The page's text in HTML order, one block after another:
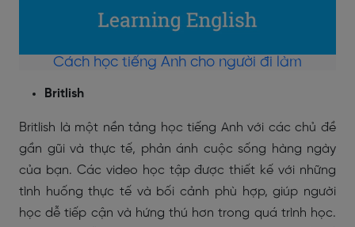
Cách học tiếng Anh cho người đi làm
Britlish
Britlish là một nền tảng học tiếng Anh với các chủ đề
gần gũi và thực tế, phản ánh cuộc sống hàng ngày
của bạn. Các video học tập được thiết kế với những
tình huống thực tế và bối cảnh phù hợp, giúp người
học dễ tiếp cận và hứng thú hơn trong quá trình học.